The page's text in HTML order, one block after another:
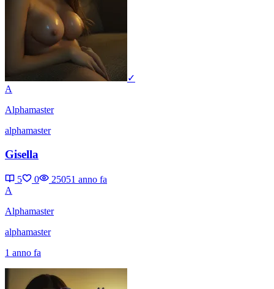
✓
A
Alphamaster
alphamaster
Gisella
5 0 25051 anno fa
A
Alphamaster
alphamaster
1 anno fa